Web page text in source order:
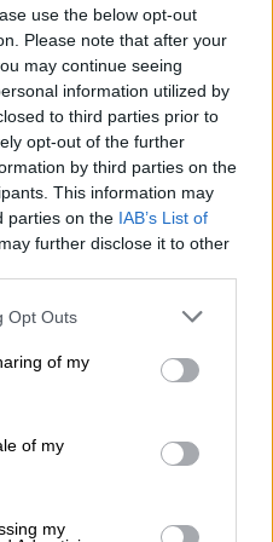
use the below opt-out
Please note that after your
may continue seeing
information utilized by
to third parties prior to
opt-out of the further
by third parties on the
This information may
parties on the IAB’s List of
further disclose it to other
uses one or more Google
behaviour. You may click to
and its third-party tags to
purposes in below Google
Opt Outs
of my
of my
my
εγκαίρως. Η
που
επόμενες ημέρες.
λειτουργία
ακραίων
όλων των Σχολών
αναστέλλεται
και Τρίτης 24 &